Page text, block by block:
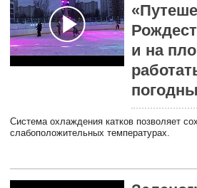
и на
Система охлаждения катков позволяет
слабоположительных температурах.